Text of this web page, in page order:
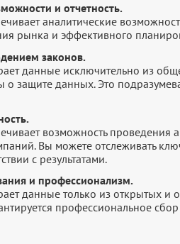
и отчетность.
аналитические
рынка и эффективного
законов.
данные исключительно из
о защите данных. Это
возможность проведения
Вы можете отслеживать
с результатами.
и профессионализм.
данные только из открытых и
профессиональное